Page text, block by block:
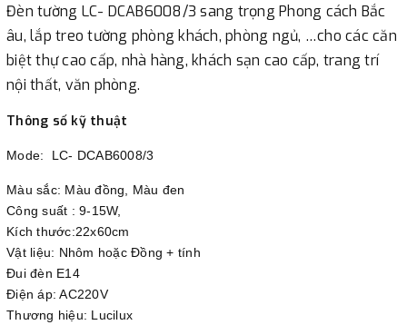
Đèn tường LC- DCAB6008/3 sang trọng Phong cách Bắc
âu, lắp treo tường phòng khách, phòng ngủ, …cho các căn
biệt thự cao cấp, nhà hàng, khách sạn cao cấp, trang trí
nội thất, văn phòng.
Thông số kỹ thuật
Mode: LC- DCAB6008/3
Màu sắc: Màu đồng, Màu đen
Công suất : 9-15W,
Kích thước:22x60cm
Vật liệu: Nhôm hoặc Đồng + tính
Đui đèn E14
Điện áp: AC220V
Thương hiệu: Lucilux